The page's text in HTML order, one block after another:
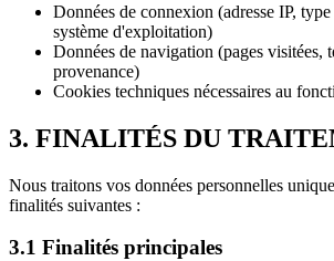
Données de connexion (adresse IP,
système d'exploitation)
Données de navigation (pages visitées,
provenance)
Cookies techniques nécessaires au
3. FINALITÉS DU
Nous traitons vos données personnelles
finalités suivantes :
3.1 Finalités principales